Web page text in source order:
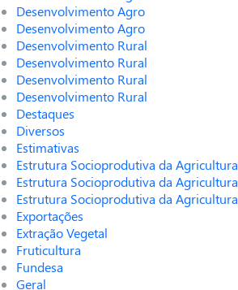
Desenvolvimento Agro
Desenvolvimento Agro
Desenvolvimento Rural
Desenvolvimento Rural
Desenvolvimento Rural
Desenvolvimento Rural
Destaques
Diversos
Estimativas
Estrutura Socioprodutiva da Agricultura
Estrutura Socioprodutiva da Agricultura
Estrutura Socioprodutiva da Agricultura
Exportações
Extração Vegetal
Fruticultura
Fundesa
Geral